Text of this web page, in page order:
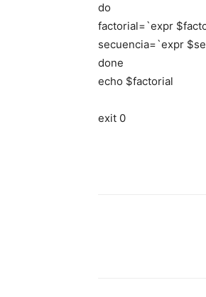
do
factorial=`expr
secuencia=`expr
done
echo $factorial
exit 0